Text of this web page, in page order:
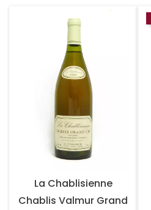
La Chablisienne
Chablis Valmur Grand